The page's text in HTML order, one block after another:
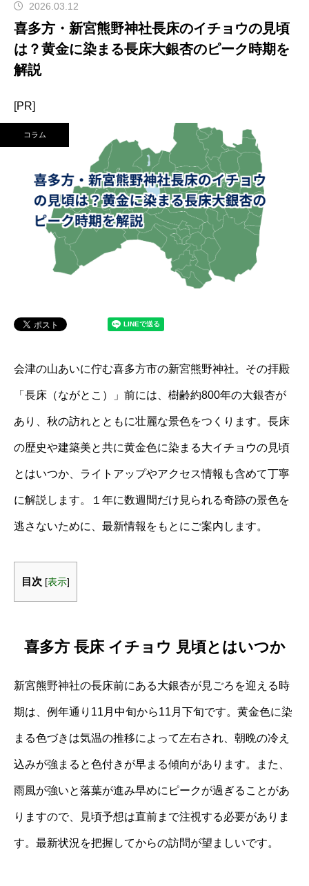
2026.03.12
喜多方・新宮熊野神社長床のイチョウの見頃
は？黄金に染まる長床大銀杏のピーク時期を
解説
[PR]
コラム
会津の山あいに佇む喜多方市の新宮熊野神社。その拝殿
「長床（ながとこ）」前には、樹齢約800年の大銀杏が
あり、秋の訪れとともに壮麗な景色をつくります。長床
の歴史や建築美と共に黄金色に染まる大イチョウの見頃
とはいつか、ライトアップやアクセス情報も含めて丁寧
に解説します。１年に数週間だけ見られる奇跡の景色を
逃さないために、最新情報をもとにご案内します。
目次 [表示]
喜多方 長床 イチョウ 見頃とはいつか
新宮熊野神社の長床前にある大銀杏が見ごろを迎える時
期は、例年通り11月中旬から11月下旬です。黄金色に染
まる色づきは気温の推移によって左右され、朝晩の冷え
込みが強まると色付きが早まる傾向があります。また、
雨風が強いと落葉が進み早めにピークが過ぎることがあ
りますので、見頃予想は直前まで注視する必要がありま
す。最新状況を把握してからの訪問が望ましいです。